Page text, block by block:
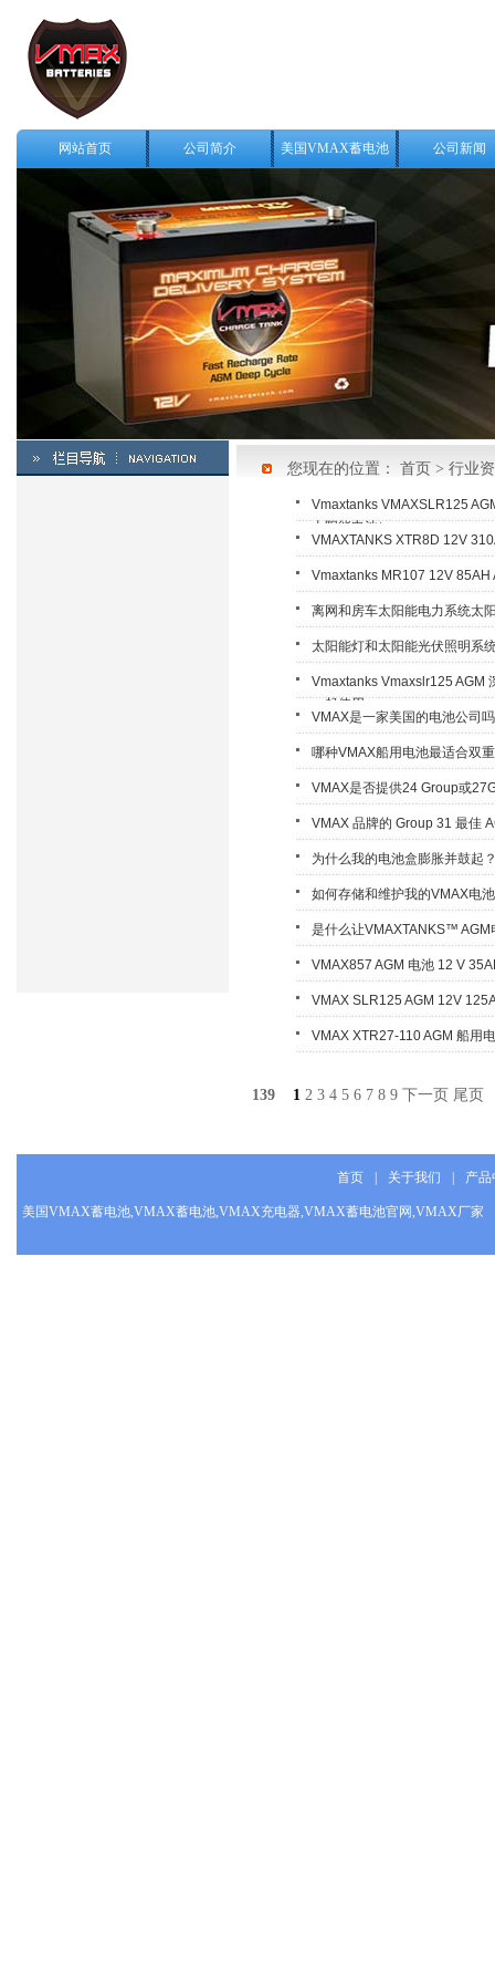
网站首页 公司简介 美国VMAX蓄电池 公司新闻
您现在的位置： 首页 > 行业
Vmaxtanks VMAXSLR125
太阳能电池）
VMAXTANKS XTR8D 12V
Vmaxtanks MR107 12V 85AH
离网和房车太阳能电力系统太
太阳能灯和太阳能光伏照明系
Vmaxtanks Vmaxslr125 AGM
一起使用
VMAX是一家美国的电池公司
哪种VMAX船用电池最适合双
VMAX是否提供24 Group或
VMAX 品牌的 Group 31 最佳
为什么我的电池盒膨胀并鼓起
如何存储和维护我的VMAX电
是什么让VMAXTANKS™ AGM
VMAX857 AGM 电池 12 V
VMAX SLR125 AGM 12V
VMAX XTR27-110 AGM 船用
139 1 2 3 4 5 6 7 8 9 下一页 尾页
首页 关于我们 产品
美国VMAX蓄电池,VMAX蓄电池,VMAX充电器,VMAX蓄电池官网,VMAX厂家